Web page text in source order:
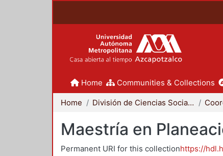
Home Communities & Collections
Home División de Ciencias Sociales y Humanidades
Maestría en
Permanent URI for this collectionhttps://